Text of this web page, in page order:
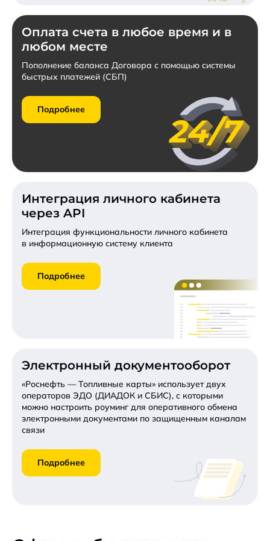
Оплата счета в любое время и в
любом месте
Пополнение баланса Договора с помощью системы
быстрых платежей (СБП)
Подробнее
Интеграция личного кабинета
через API
Интеграция функциональности личного кабинета
в информационную систему клиента
Подробнее
Электронный документооборот
«Роснефть — Топливные карты» использует двух
операторов ЭДО (ДИАДОК и СБИС), с которыми
можно настроить роуминг для оперативного обмена
электронными документами по защищенным каналам
связи
Подробнее